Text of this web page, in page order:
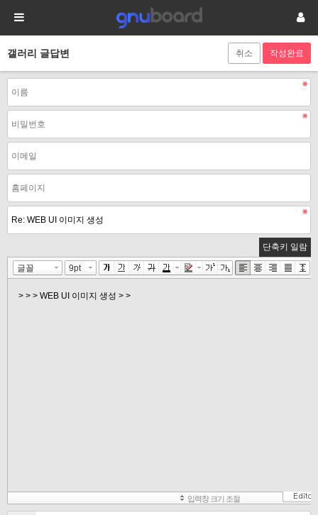
갤러리 글답변
단축키 일람
취소